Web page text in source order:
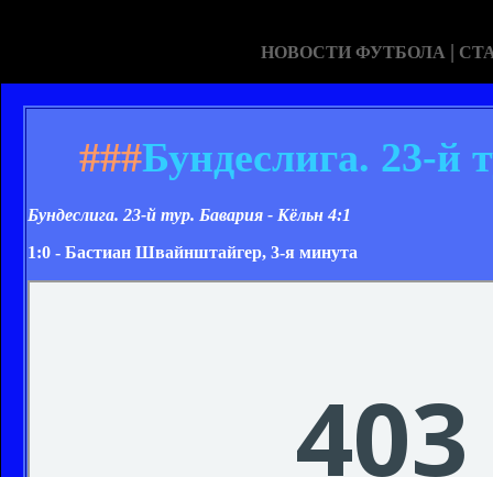
НОВОСТИ ФУТБОЛА |
###Бундеслига. 23-й
Бундеслига. 23-й тур. Бавария - Кёльн 4:1
1:0 - Бастиан Швайнштайгер, 3-я минута